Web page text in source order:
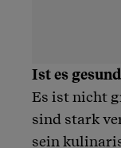
Ist es
Es ist nicht
sind stark
sein